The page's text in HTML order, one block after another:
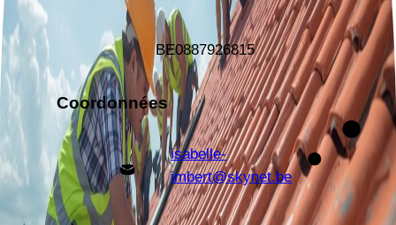
BE0887926815
Coordonnées
isabelle-
imbert@skynet.be